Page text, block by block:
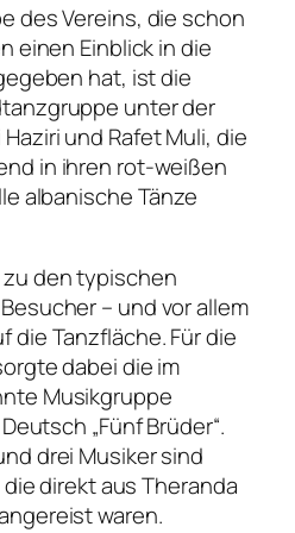
des Vereins, die schon
einen Einblick in die
hat, ist die
unter der
und Rafet Muli, die
in ihren rot-weißen
albanische Tänze
den typischen
– und vor allem
die Tanzfläche. Für die
dabei die im
Musikgruppe
„Fünf Brüder“.
drei Musiker sind
direkt aus Theranda
waren.